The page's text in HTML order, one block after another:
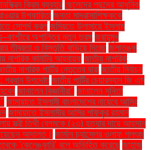
ক্রিম ব্যবহার ছেলেদের পছন্দের আধুনিক
উপকারিতা জনতা মাদ্রাসাশিক্ষককে
সোপর্দ করল জমিয়তে উলামায়ে ইসলাম
অশান্তির নতুন তরঙ্গ জরায়ুমুখ
তীব্রতা ও বিস্তৃতি বাড়িয়ে দিচ্ছে জলাতঙ্ক
নাগরিক কমিটির আহ্বায়ক জাতীয় নাগরিক
নাগরিক পার্টির নেতৃত্বে যারা জাতীয় নির্বাচন
উপদেষ্টা জাতীয় পার্টির চেয়ারম্যান জি এম
জানালেন বিজ্ঞানীরা" জানালেন সুনিতা
জামায়াতে ইসলামী বাংলাদেশের নায়েবে আমির
জামায়াতে ইসলামীর আমির শফিকুর রহমান
স্ত্রী তিথী বেগমকে (২৩) হত্যার দায়ে আহসান
আদালত। জার্মান চ্যান্সেলর ওলাফ শলৎজ
'কেলেঙ্কারি' বলে অভিহিত করেছে জাহাজ